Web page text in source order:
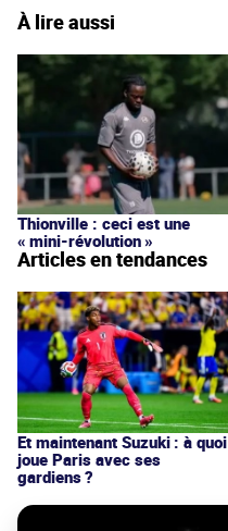
À lire aussi
Thionville : ceci est une
« mini-révolution »
Articles en tendances
Et maintenant Suzuki : à quoi
joue Paris avec ses
gardiens ?